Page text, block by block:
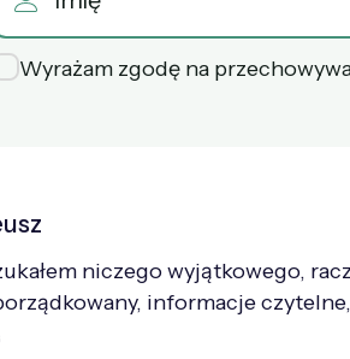
Wyrażam zgodę na
niczego wyjątkowego,
informacje